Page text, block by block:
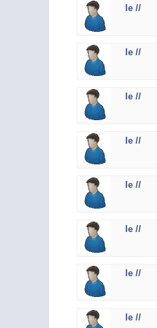
le //
le //
le //
le //
le //
le //
le //
le //